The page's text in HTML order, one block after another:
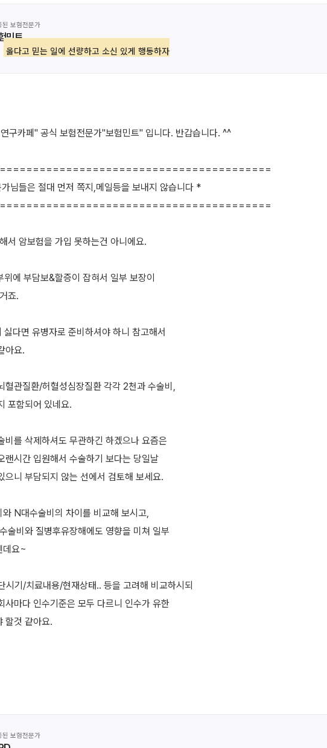
된 보험전문가
민트
옳다고 믿는 일에 선량하고 소신 있게 행동하자
구카페" 공식 보험전문가"보험민트" 입니다. 반갑습니다. ^^
님들은 절대 먼저 쪽지,메일등을 보내지 않습니다 *
서 암보험을 가입 못하는건 아니에요.
위에 부담보&할증이 잡혀서 일부 보장이
죠.
싫다면 유병자로 준비하셔야 하니 참고해서
아요.
혈관질환/허혈성심장질환 각각 2천과 수술비,
포함되어 있네요.
비를 삭제하셔도 무관하긴 하겠으나 요즘은
랜시간 입원해서 수술하기 보다는 당일날
으니 부담되지 않는 선에서 검토해 보세요.
N대수술비의 차이를 비교해 보시고,
술비와 질병후유장해에도 영향을 미쳐 일부
데요~
시기/치료내용/현재상태.. 등을 고려해 비교하시되
사마다 인수기준은 모두 다르니 인수가 유한
할것 같아요.
된 보험전문가